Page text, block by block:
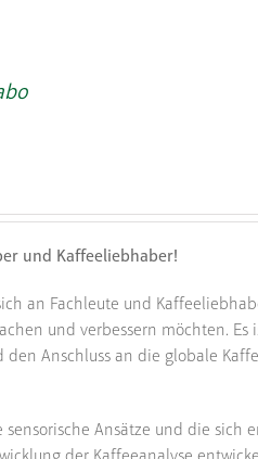
und Kaffeeliebhaber!
an Fachleute und
und verbessern möchten. Es
den Anschluss an die globale
Ansätze und die sich